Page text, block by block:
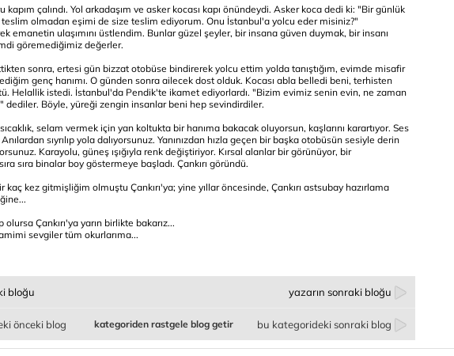
çalındı. Yol arkadaşım ve asker kocası kapı önündeydi. Asker koca dedi ki: "Bir günlük
olmadan eşimi de size teslim ediyorum. Onu İstanbul'a yolcu eder misiniz?"
emanetin ulaşımını üstlendim. Bunlar güzel şeyler, bir insana güven duymak, bir insanı
göremediğimiz değerler.
sonra, ertesi gün bizzat otobüse bindirerek yolcu ettim yolda tanıştığım, evimde misafir
genç hanımı. O günden sonra ailecek dost olduk. Kocası abla belledi beni, terhisten
Helallik istedi. İstanbul'da Pendik'te ikamet ediyorlardı. "Bizim evimiz senin evin, ne zaman
dediler. Böyle, yüreği zengin insanlar beni hep sevindirdiler.
selam vermek için yan koltukta bir hanıma bakacak oluyorsun, kaşlarını karartıyor. Ses
sıyrılıp yola dalıyorsunuz. Yanınızdan hızla geçen bir başka otobüsün sesiyle derin
Karayolu, güneş ışığıyla renk değiştiriyor. Kırsal alanlar bir görünüyor, bir
sıra binalar boy göstermeye başladı. Çankırı göründü.
kez gitmişliğim olmuştu Çankırı'ya; yine yıllar öncesinde, Çankırı astsubay hazırlama
Çankırı'ya yarın birlikte bakarız...
sevgiler tüm okurlarıma...
bloğu yazarın sonraki bloğu
önceki blog bu kategorideki sonraki blog
kategoriden rastgele blog getir